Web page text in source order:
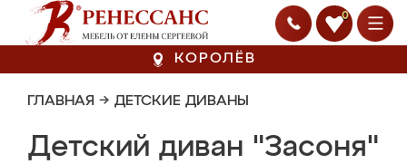
0
КОРОЛЁВ
ГЛАВНАЯ → ДЕТСКИЕ ДИВАНЫ
Детский диван "Засоня"